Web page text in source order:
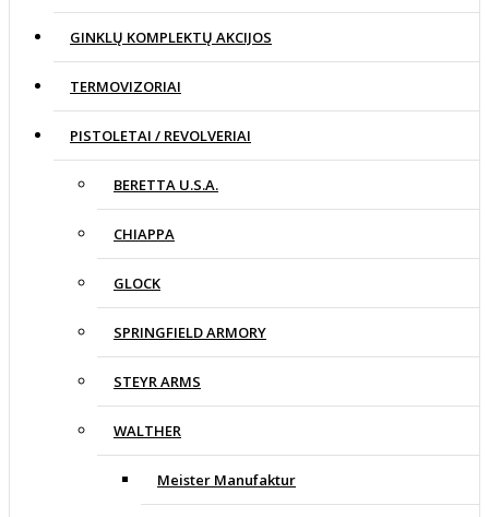
GINKLŲ KOMPLEKTŲ AKCIJOS
TERMOVIZORIAI
PISTOLETAI / REVOLVERIAI
BERETTA U.S.A.
CHIAPPA
GLOCK
SPRINGFIELD ARMORY
STEYR ARMS
WALTHER
Meister Manufaktur